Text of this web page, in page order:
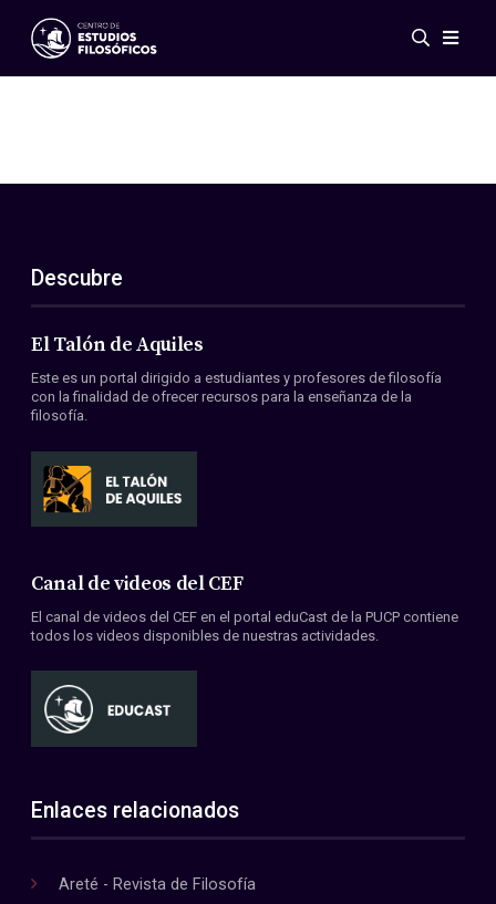
Eventos
ES
EN
Acerca de nosotros
Miembros
Convenios
Descubre
El Talón de Aquiles
Este es un portal dirigido a estudiantes y profesores de filosofía
con la finalidad de ofrecer recursos para la enseñanza de la
filosofía.
Canal de videos del CEF
El canal de videos del CEF en el portal eduCast de la PUCP contiene
todos los videos disponibles de nuestras actividades.
Enlaces relacionados
Areté - Revista de Filosofía